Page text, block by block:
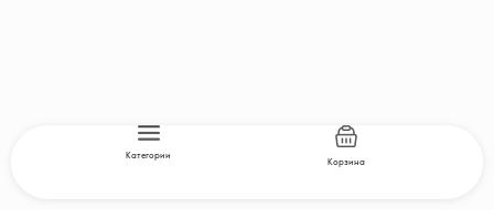
Корзина
Категории